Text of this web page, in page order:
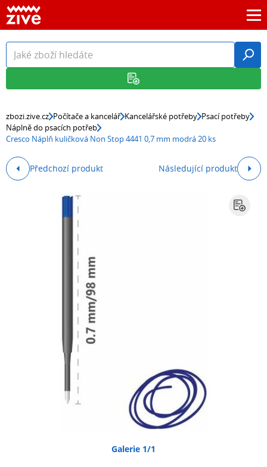
zbozi.zive.cz Počítače a kancelář Kancelářské potřeby Psací potřeby
Náplně do psacích potřeb
Cresco Náplň kuličková Non Stop 4441 0,7 mm modrá 20 ks
Předchozí produkt Následující produkt
Galerie 1/1